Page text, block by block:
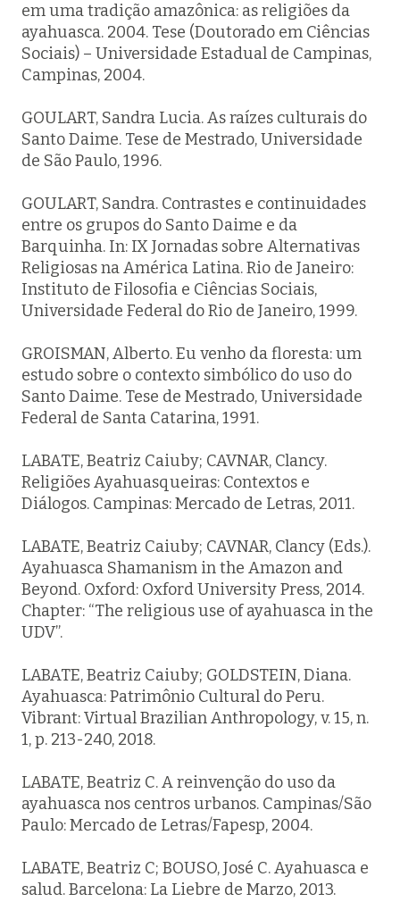
em uma tradição amazônica: as religiões da
ayahuasca. 2004. Tese (Doutorado em Ciências
Sociais) – Universidade Estadual de Campinas,
Campinas, 2004.
GOULART, Sandra Lucia. As raízes culturais do
Santo Daime. Tese de Mestrado, Universidade
de São Paulo, 1996.
GOULART, Sandra. Contrastes e continuidades
entre os grupos do Santo Daime e da
Barquinha. In: IX Jornadas sobre Alternativas
Religiosas na América Latina. Rio de Janeiro:
Instituto de Filosofia e Ciências Sociais,
Universidade Federal do Rio de Janeiro, 1999.
GROISMAN, Alberto. Eu venho da floresta: um
estudo sobre o contexto simbólico do uso do
Santo Daime. Tese de Mestrado, Universidade
Federal de Santa Catarina, 1991.
LABATE, Beatriz Caiuby; CAVNAR, Clancy.
Religiões Ayahuasqueiras: Contextos e
Diálogos. Campinas: Mercado de Letras, 2011.
LABATE, Beatriz Caiuby; CAVNAR, Clancy (Eds.).
Ayahuasca Shamanism in the Amazon and
Beyond. Oxford: Oxford University Press, 2014.
Chapter: “The religious use of ayahuasca in the
UDV”.
LABATE, Beatriz Caiuby; GOLDSTEIN, Diana.
Ayahuasca: Patrimônio Cultural do Peru.
Vibrant: Virtual Brazilian Anthropology, v. 15, n.
1, p. 213-240, 2018.
LABATE, Beatriz C. A reinvenção do uso da
ayahuasca nos centros urbanos. Campinas/São
Paulo: Mercado de Letras/Fapesp, 2004.
LABATE, Beatriz C; BOUSO, José C. Ayahuasca e
salud. Barcelona: La Liebre de Marzo, 2013.